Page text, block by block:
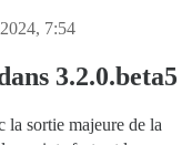
7:54
3.2.0.beta5
la sortie majeure de la